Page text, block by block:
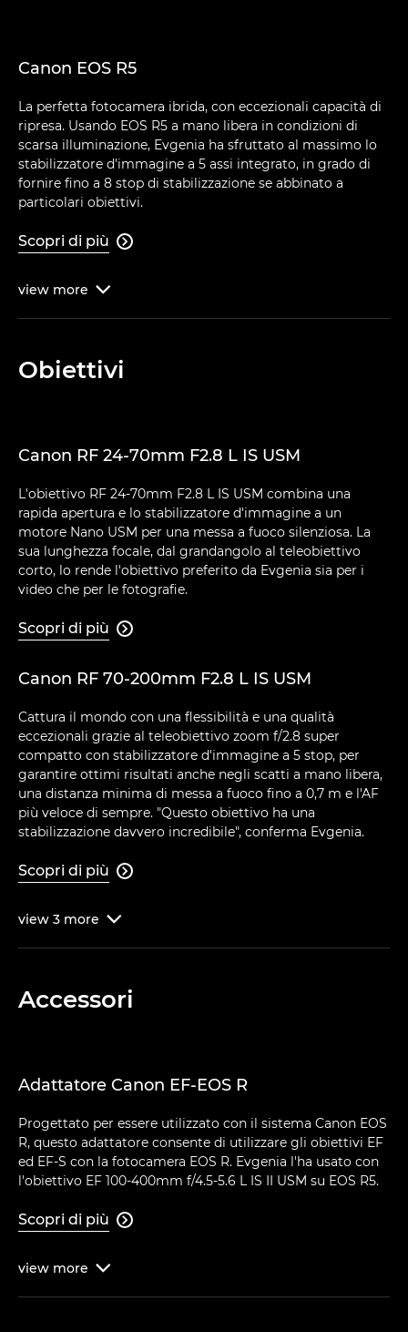
Canon EOS R5
La perfetta fotocamera ibrida, con eccezionali capacità di
ripresa. Usando EOS R5 a mano libera in condizioni di
scarsa illuminazione, Evgenia ha sfruttato al massimo lo
stabilizzatore d'immagine a 5 assi integrato, in grado di
fornire fino a 8 stop di stabilizzazione se abbinato a
particolari obiettivi.
Scopri di più 
view more 
Obiettivi
Canon RF 24-70mm F2.8 L IS USM
L'obiettivo RF 24-70mm F2.8 L IS USM combina una
rapida apertura e lo stabilizzatore d'immagine a un
motore Nano USM per una messa a fuoco silenziosa. La
sua lunghezza focale, dal grandangolo al teleobiettivo
corto, lo rende l'obiettivo preferito da Evgenia sia per i
video che per le fotografie.
Scopri di più 
Canon RF 70-200mm F2.8 L IS USM
Cattura il mondo con una flessibilità e una qualità
eccezionali grazie al teleobiettivo zoom f/2.8 super
compatto con stabilizzatore d'immagine a 5 stop, per
garantire ottimi risultati anche negli scatti a mano libera,
una distanza minima di messa a fuoco fino a 0,7 m e l'AF
più veloce di sempre. "Questo obiettivo ha una
stabilizzazione davvero incredibile", conferma Evgenia.
Scopri di più 
view 3 more 
Accessori
Adattatore Canon EF-EOS R
Progettato per essere utilizzato con il sistema Canon EOS
R, questo adattatore consente di utilizzare gli obiettivi EF
ed EF-S con la fotocamera EOS R. Evgenia l'ha usato con
l'obiettivo EF 100-400mm f/4.5-5.6 L IS II USM su EOS R5.
Scopri di più 
view more 